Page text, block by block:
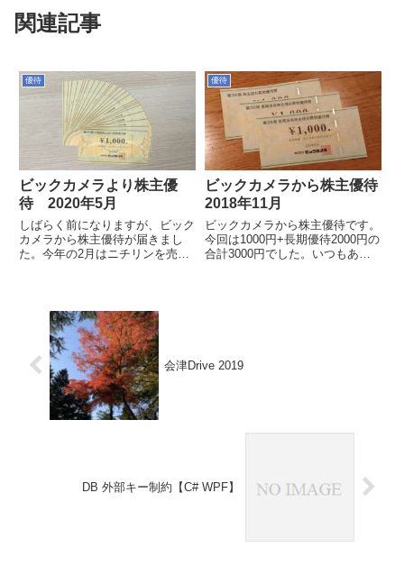
関連記事
優待
ビックカメラより株主優
待 2020年5月
しばらく前になりますが、ビック
カメラから株主優待が届きまし
た。今年の2月はニチリンを売っ
枠があいてたので初めて万株取っ
てみました。受取の時に書留だっ
優待
ビックカメラから株主優待
2018年11月
ビックカメラから株主優待です。
今回は1000円+長期優待2000円の
合計3000円でした。いつもあり
会津Drive 2019
DB 外部キー制約【C# WPF】